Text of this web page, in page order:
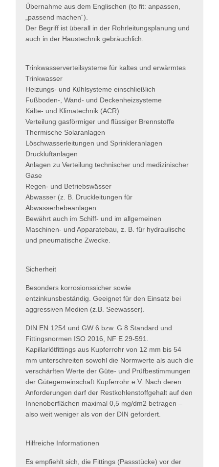
Übernahme aus dem Englischen (to fit: anpassen,
„passend machen“).
Der Begriff ist überall in der Rohrleitungsplanung und
auch in der Haustechnik gebräuchlich.
Trinkwasserverteilsysteme für kaltes und erwärmtes
Trinkwasser
Heizungs- und Kühlsysteme einschließlich
Fußboden-, Wand- und Deckenheizsysteme
Kälte- und Klimatechnik (ACR)
Verteilung gasförmiger und flüssiger Brennstoffe
Thermische Solaranlagen
Löschwasserleitungen und Sprinkleranlagen
Druckluftanlagen
Anlagen zu Verteilung technischer und medizinischer
Gase
Regen- und Betriebswässer
Abwasser (z. B. Druckleitungen für
Abwasserhebeanlagen
Bewährt auch im Schiff- und im allgemeinen
Maschinen- und Apparatebau, z. B. für hydraulische
und pneumatische Zwecke.
Sicherheit
Besonders korrosionssicher sowie
entzinkunsbeständig. Geeignet für den Einsatz bei
aggressiven Medien (z.B. Seewasser).
DIN EN 1254 und GW 6 bzw. G 8 Standard und
Fittingsnormen ISO 2016, NF E 29-591.
Kapillarlötfittings aus Kupferrohr von 12 mm bis 54
mm unterschreiten sowohl die Normwerte als auch die
verschärften Werte der Güte- und Prüfbestimmungen
der Gütegemeinschaft Kupferrohr e.V. Nach deren
Anforderungen darf der Restkohlenstoffgehalt auf den
Innenoberflächen maximal 0,5 mg/dm2 betragen –
also weit weniger als von der DIN gefordert.
Hilfreiche Informationen
Es empfiehlt sich, die Fittings (Passstücke) vor der